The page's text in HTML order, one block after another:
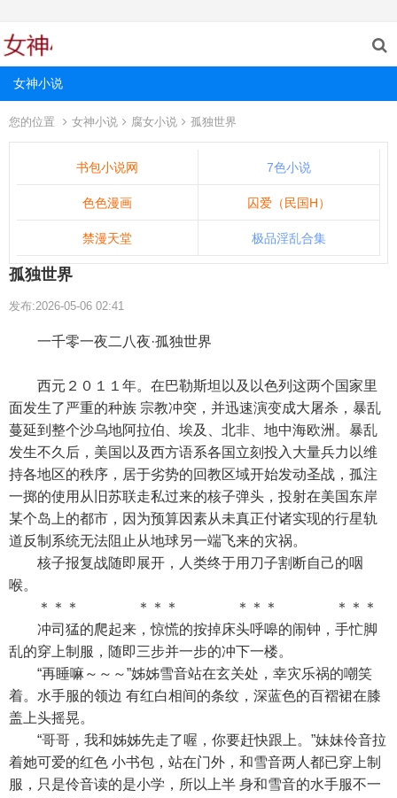
女神小说
您的位置 女神小说 腐女小说 孤独世界
书包小说网 7色小说
色色漫画 囚爱（民国H）
禁漫天堂 极品淫乱合集
孤独世界
发布:2026-05-06 02:41
一千零一夜二八夜·孤独世界
西元２０１１年。在巴勒斯坦以及以色列这两个国家里
面发生了严重的种族 宗教冲突，并迅速演变成大屠杀，暴乱
蔓延到整个沙乌地阿拉伯、埃及、北非、地中海欧洲。暴乱
发生不久后，美国以及西方语系各国立刻投入大量兵力以维
持各地区的秩序，居于劣势的回教区域开始发动圣战，孤注
一掷的使用从旧苏联走私过来的核子弹头，投射在美国东岸
某个岛上的都市，因为预算因素从未真正付诸实现的行星轨
道反制系统无法阻止从地球另一端飞来的灾祸。
核子报复战随即展开，人类终于用刀子割断自己的咽
喉。
＊＊＊ ＊＊＊ ＊＊＊ ＊＊＊
冲司猛的爬起来，惊慌的按掉床头呼嗥的闹钟，手忙脚
乱的穿上制服，随即三步并一步的冲下一楼。
“再睡嘛～～～”姊姊雪音站在玄关处，幸灾乐祸的嘲笑
着。水手服的领边 有红白相间的条纹，深蓝色的百褶裙在膝
盖上头摇晃。
“哥哥，我和姊姊先走了喔，你要赶快跟上。”妹妹伶音拉
着她可爱的红色 小书包，站在门外，和雪音两人都已穿上制
服，只是伶音读的是小学，所以上半 身和雪音的水手服不一